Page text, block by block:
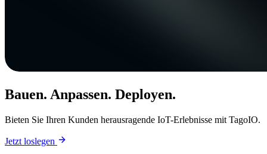
Bauen. Anpassen. Deployen.
Bieten Sie Ihren Kunden herausragende IoT-Erlebnisse mit TagoIO.
Jetzt loslegen